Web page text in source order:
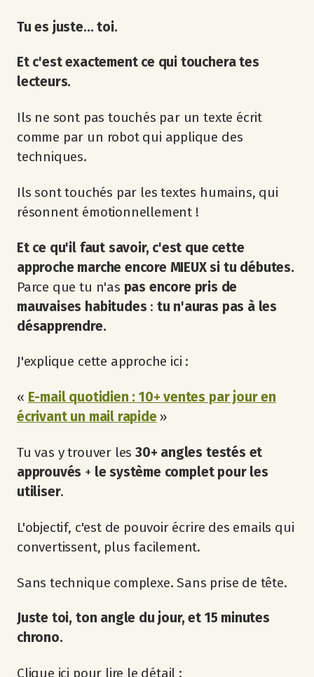
Tu es juste... toi.
Et c'est exactement ce qui touchera tes
lecteurs.
Ils ne sont pas touchés par un texte écrit
comme par un robot qui applique des
techniques.
Ils sont touchés par les textes humains, qui
résonnent émotionnellement !
Et ce qu'il faut savoir, c'est que cette
approche marche encore MIEUX si tu débutes.
Parce que tu n'as pas encore pris de
mauvaises habitudes : tu n'auras pas à les
désapprendre.
J'explique cette approche ici :
« E-mail quotidien : 10+ ventes par jour en
écrivant un mail rapide »
Tu vas y trouver les30+ angles testés et
approuvés + le système complet pour les
utiliser.
L'objectif, c'est de pouvoir écrire des emails qui
convertissent, plus facilement.
Sans technique complexe. Sans prise de tête.
Juste toi, ton angle du jour, et 15 minutes
chrono.
Clique ici pour lire le détail :